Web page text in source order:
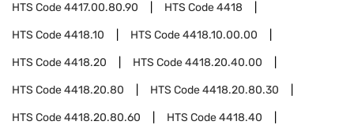
HTS Code4417.00.80.90 HTS Code4418
HTS Code4418.10 HTS Code4418.10.00.00
HTS Code4418.20 HTS Code4418.20.40.00
HTS Code4418.20.80 HTS Code4418.20.80.30
HTS Code4418.20.80.60 HTS Code4418.40